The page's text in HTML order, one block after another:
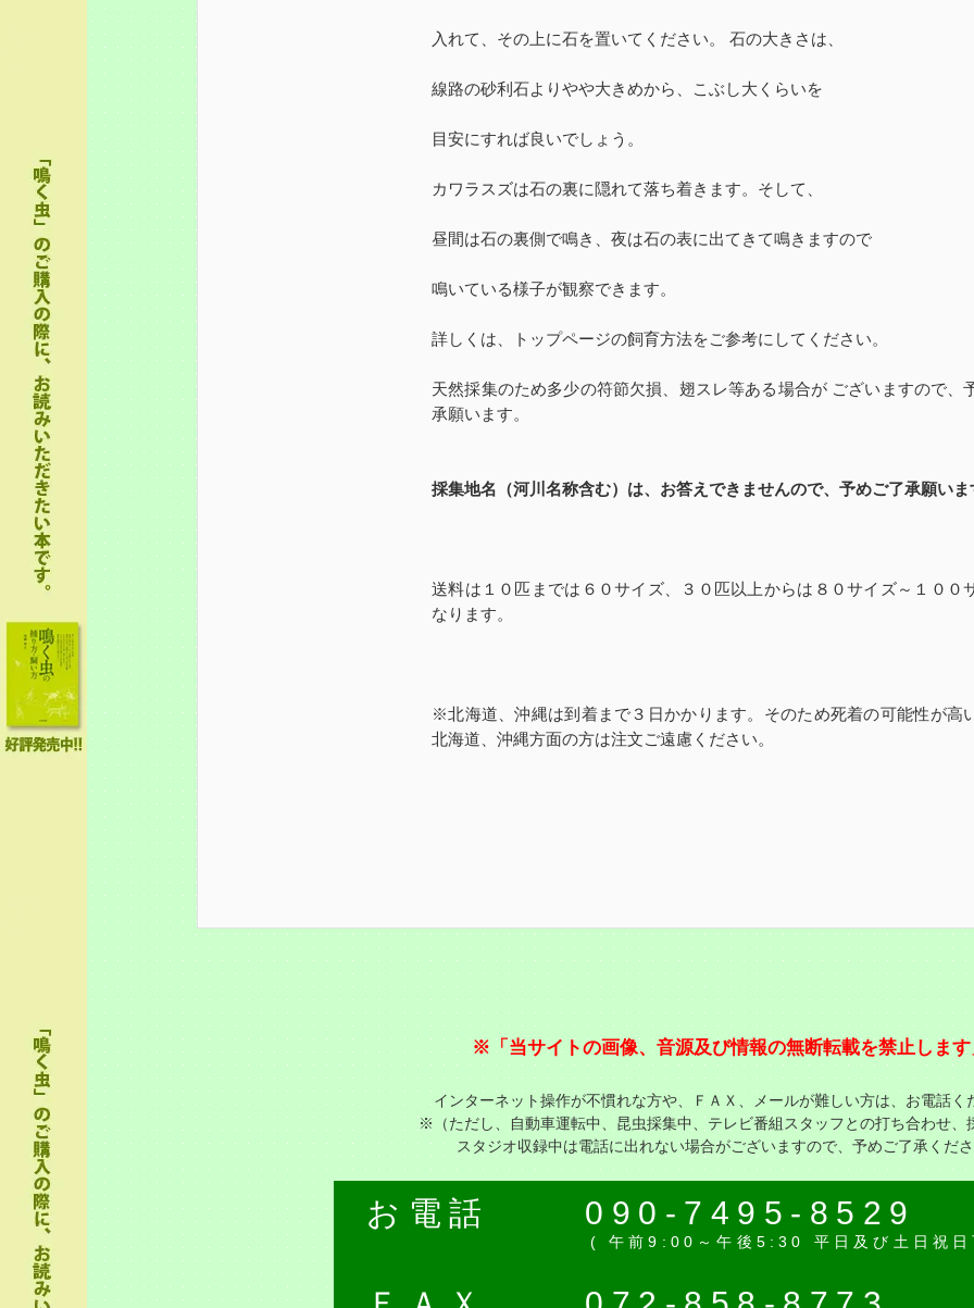
入れて、その上に石を置いてください。 石の大きさは、
線路の砂利石よりやや大きめから、こぶし大くらいを
目安にすれば良いでしょう。
カワラスズは石の裏に隠れて落ち着きます。そして、
昼間は石の裏側で鳴き、夜は石の表に出てきて鳴きますので
鳴いている様子が観察できます。
詳しくは、トップページの飼育方法をご参考にしてください。
天然採集のため多少の符節欠損、翅スレ等ある場合が ございますので、
承願います。
採集地名（河川名称含む）は、お答えできませんので、予めご了承願いま
送料は１０匹までは６０サイズ、３０匹以上からは８０サイズ～１００
なります。
※北海道、沖縄は到着まで３日かかります。そのため死着の可能性が高
北海道、沖縄方面の方は注文ご遠慮ください。
※「当サイトの画像、音源及び情報の無断転載を禁止しま
インターネット操作が不慣れな方や、ＦＡＸ、メールが難しい方は、お電話く
※（ただし、自動車運転中、昆虫採集中、テレビ番組スタッフとの打ち合わせ、
スタジオ収録中は電話に出れない場合がございますので、予めご了承くだ
お電話 090-7495-8529
( 午前9:00～午後5:30 平日及び土日祝日